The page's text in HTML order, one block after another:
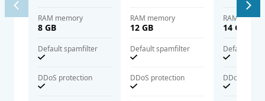
RAM memory
8 GB
Default spamfilter
DDoS protection
RAM memory
12 GB
Default spamfilter
DDoS protection
RAM
14 GB
Default
DDoS